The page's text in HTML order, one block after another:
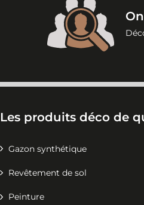
Les produits déco de
Gazon synthétique
Revêtement de sol
Peinture